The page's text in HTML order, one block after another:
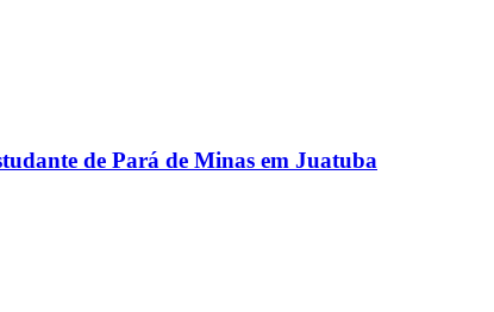
de Pará de Minas em Juatuba